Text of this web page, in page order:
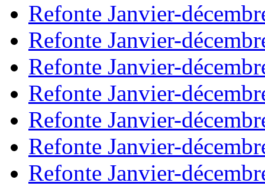
Refonte Janvier-
Refonte Janvier-
Refonte Janvier-
Refonte Janvier-
Refonte Janvier-
Refonte Janvier-
Refonte Janvier-